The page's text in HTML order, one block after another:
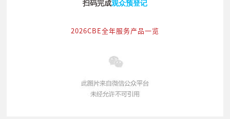
扫码完成观众预登记
2026CBE全年服务产品一览